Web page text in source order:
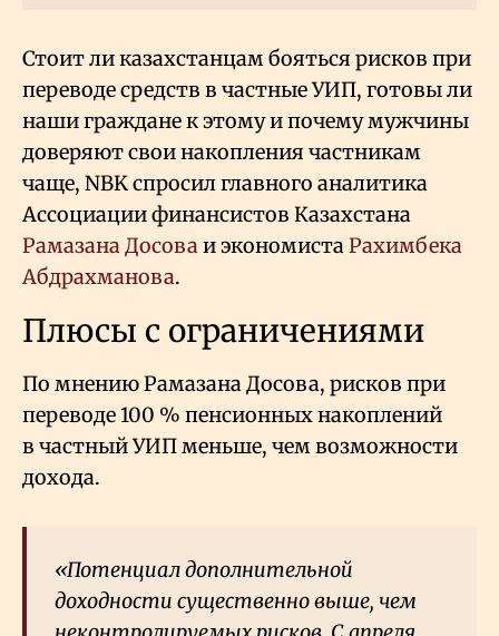
Стоит ли казахстанцам бояться рисков при
переводе средств в частные УИП, готовы ли
наши граждане к этому и почему мужчины
доверяют свои накопления частникам
чаще, NBK спросил главного аналитика
Ассоциации финансистов Казахстана
Рамазана Досоваи экономистаРахимбека
Абдрахманова.
Плюсы с ограничениями
По мнению Рамазана Досова, рисков при
переводе 100 % пенсионных накоплений
в частный УИП меньше, чем возможности
дохода.
«Потенциал дополнительной
доходности существенно выше, чем